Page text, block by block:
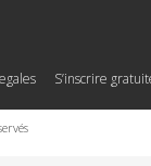
S’inscrire